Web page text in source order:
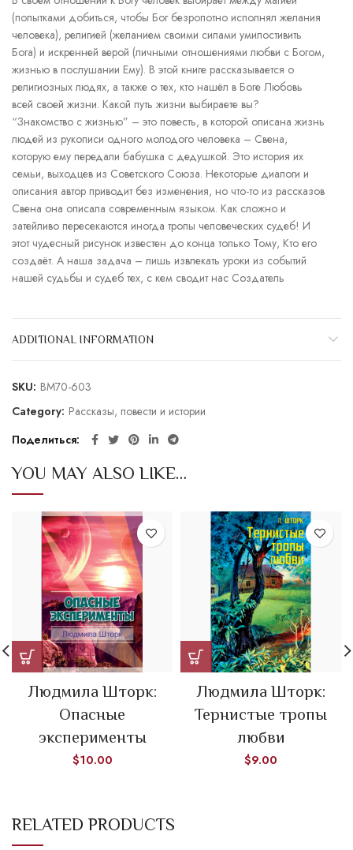
(попытками добиться, чтобы Бог безропотно исполнял желания
человека), религией (желанием своими силами умилостивить
Бога) и искренней верой (личными отношениями любви с Богом,
жизнью в послушании Ему). В этой книге рассказывается о
религиозных людях, а также о тех, кто нашёл в Боге Любовь
всей своей жизни. Какой путь жизни выбираете вы?
“Знакомство с жизнью” – это повесть, в которой описана жизнь
людей из рукописи одного молодого человека – Свена,
которую ему передали бабушка с дедушкой. Это история их
семьи, выходцев из Советского Союза. Некоторые диалоги и
описания автор приводит без изменения, но что-то из рассказов
Свена она описала современным языком. Как сложно и
затейливо пересекаются иногда тропы человеческих судеб! И
этот чудесный рисунок известен до конца только Тому, Кто его
создаёт. А наша задача – лишь извлекать уроки из событий
нашей судьбы и судеб тех, с кем сводит нас Создатель
ADDITIONAL INFORMATION
SKU: BM70-603
Category: Рассказы, повести и истории
Поделиться
YOU MAY ALSO LIKE…
Людмила Шторк:
Опасные
эксперименты
$10.00
Людмила Шторк:
Тернистые тропы
любви
$9.00
RELATED PRODUCTS